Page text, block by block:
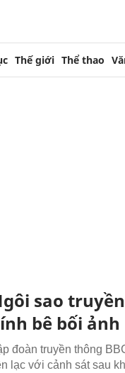
Thế giới Thể thao
sao
bê bối
đoàn truyền thông
lạc với cảnh sát sau